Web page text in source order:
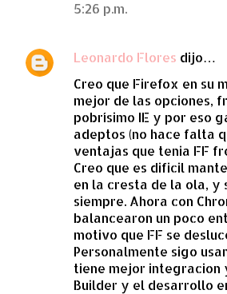
5:26 p.m.
Leonardo Flores dijo…
Creo que Firefox en su
mejor de las opciones,
pobrísimo IE y por eso
adeptos (no hace falta
ventajas que tenia FF
Creo que es dificil
en la cresta de la ola, y
siempre. Ahora con
balancearon un poco
motivo que FF se
Personalmente sigo
tiene mejor integracion
Builder y el desarrollo